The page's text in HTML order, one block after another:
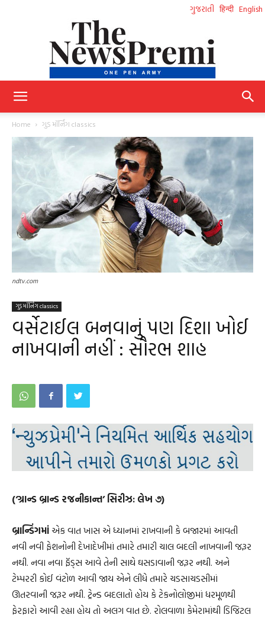
ગુજરાતી हिन्दी English
Gujarati
Home ગુડ મૉર્નિંગ classics
ndtv.com
ગુડ મૉર્નિંગ classics
વર્સેટાઈલ બનવાનું પણ દિશા ખોઈ
નાખવાની નહીં : સૌરભ શાહ
(‘ગ્રાન્ડ બ્રાન્ડ રજનીકાન્ત’ સિરીઝ: લેખ ૭)
બ્રાન્ડિંગમાં એક વાત ખાસ એ ધ્યાનમાં રાખવાની કે બજારમાં આવતી
નવી નવી ફેશનોની દેખાદેખીમાં તમારે તમારી ચાલ બદલી નાખવાની જરૂર
નથી. નવા નવા ફૅડ્સ આવે તેની સાથે ઘસડાવાની જરૂર નથી. અને
ટેમ્પરરી કોઈ વંટોળ આવી જાય એને લીધે તમારે ચડસાચડસીમાં
ઊતરવાની જરૂર નથી. ટ્રેન્ડ બદલાતો હોય કે ટેકનોલોજીમાં ધરમૂળથી
ફેરફારો આવી રહ્યા હોય તો અલગ વાત છે. રોલવાળા કેમેરામાંથી ડિજિટલ